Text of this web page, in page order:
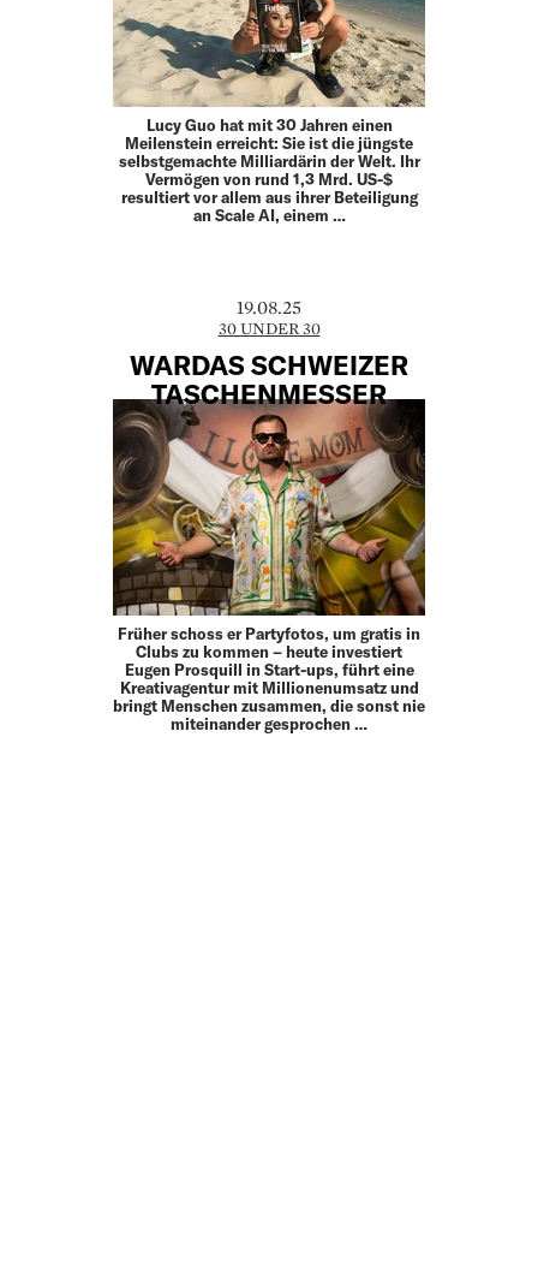
Lucy Guo hat mit 30 Jahren einen
Meilenstein erreicht: Sie ist die jüngste
selbstgemachte Milliardärin der Welt. Ihr
Vermögen von rund 1,3 Mrd. US-$
resultiert vor allem aus ihrer Beteiligung
an Scale AI, einem …
19.08.25
30 UNDER 30
WARDAS SCHWEIZER
TASCHENMESSER
Früher schoss er Partyfotos, um gratis in
Clubs zu kommen – heute investiert
Eugen Prosquill in Start-ups, führt eine
Kreativagentur mit Millionenumsatz und
bringt Menschen zusammen, die sonst nie
miteinander gesprochen …